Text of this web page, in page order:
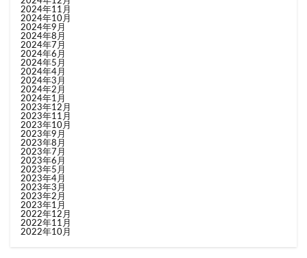
2024年11月
2024年10月
2024年9月
2024年8月
2024年7月
2024年6月
2024年5月
2024年4月
2024年3月
2024年2月
2024年1月
2023年12月
2023年11月
2023年10月
2023年9月
2023年8月
2023年7月
2023年6月
2023年5月
2023年4月
2023年3月
2023年2月
2023年1月
2022年12月
2022年11月
2022年10月